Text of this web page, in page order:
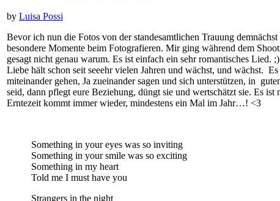
by Luisa Possi
Bevor ich nun die Fotos von der standesamtlichen Trauung
besondere Momente beim Fotografieren. Mir ging während dem
gesagt nicht genau warum. Es ist einfach ein sehr romantisches
Liebe hält schon seit seeehr vielen Jahren und wächst, und wächst.
miteinander gehen, Ja zueinander sagen und sich unterstützen, in
seid, dann pflegt eure Beziehung, düngt sie und wertschätzt sie. Es
Erntezeit kommt immer wieder, mindestens ein Mal im Jahr…! <3
Something in your eyes was so inviting
Something in your smile was so exciting
Something in my heart
Told me I must have you
Strangers in the night